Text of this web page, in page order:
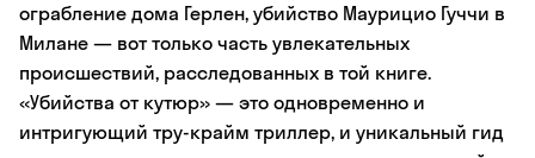
ограбление дома Герлен, убийство Маурицио Гуччи в
Милане — вот только часть увлекательных
происшествий, расследованных в той книге.
«Убийства от кутюр» — это одновременно и
интригующий тру-крайм триллер, и уникальный гид